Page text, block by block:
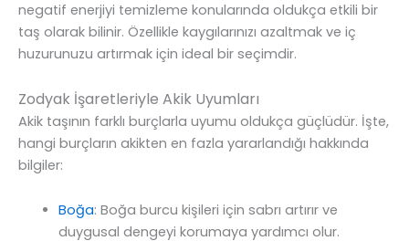
negatif enerjiyi temizleme konularında oldukça etkili bir
taş olarak bilinir. Özellikle kaygılarınızı azaltmak ve iç
huzurunuzu artırmak için ideal bir seçimdir.
Zodyak İşaretleriyle Akik Uyumları
Akik taşının farklı burçlarla uyumu oldukça güçlüdür. İşte,
hangi burçların akikten en fazla yararlandığı hakkında
bilgiler:
Boğa: Boğa burcu kişileri için sabrı artırır ve
duygusal dengeyi korumaya yardımcı olur.